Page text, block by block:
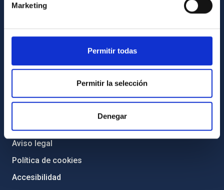
Marketing
Permitir todas
Permitir la selección
Denegar
Proyectos institucionales
Financiación externa
Programa Severo Ochoa
Amigos del IAC
Aviso legal
Política de cookies
Accesibilidad